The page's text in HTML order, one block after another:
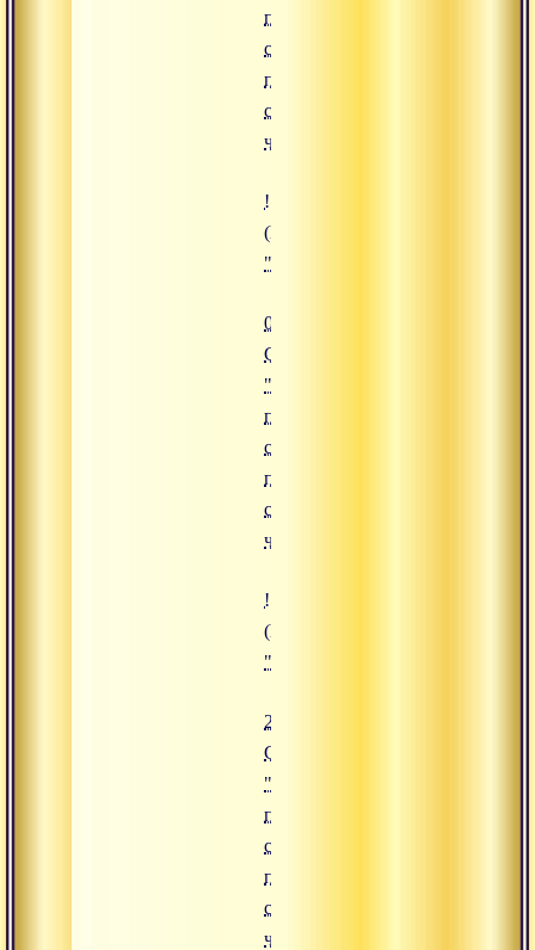
происходит
с душой
после
смерти,
часть 3"
![04.09.2015 Сатсанг "Что
(https://www.advayta.org/upload/
"04.09.2015 Сатсанг "Что
04.09.2015
Сатсанг
"Что
происходит
с душой
после
смерти,
часть 2"
![28.08.2015 Сатсанг "Что
(https://www.advayta.org/upload/
"28.08.2015 Сатсанг "Что
28.08.2015
Сатсанг
"Что
происходит
с душой
после
смерти,
часть 1"